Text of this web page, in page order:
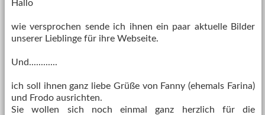
Hallo
wie versprochen sende ich ihnen ein paar aktuelle Bilder
unserer Lieblinge für ihre Webseite.
Und............
ich soll ihnen ganz liebe Grüße von Fanny (ehemals Farina)
und Frodo ausrichten.
Sie wollen sich noch einmal ganz herzlich für die